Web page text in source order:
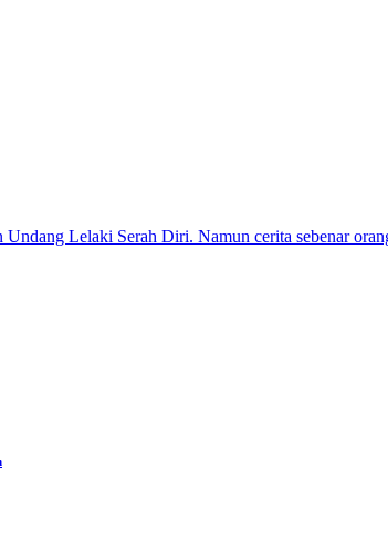
Lelaki Serah Diri. Namun cerita sebenar